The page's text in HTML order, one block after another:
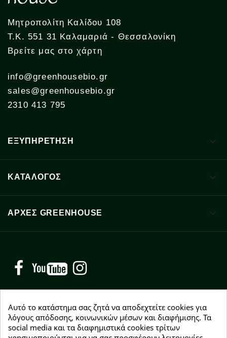
Μητροπολίτη Καλίδου 108
Τ.Κ. 551 31 Καλαμαριά - Θεσσαλονίκη
Βρείτε μας στο χάρτη
info@greenhousebio.gr
sales@greenhousebio.gr
2310 413 795
ΕΞΥΠΗΡΕΤΗΣΗ 
ΚΑΤΑΛΟΓΟΣ 
ΑΡΧΈΣ GREENHOUSE 
Facebook YouTube
NEWSLETTER
Αυτό το κατάστημα σας ζητά να αποδεχτείτε cookies για
λόγους απόδοσης, κοινωνικών μέσων και διαφήμισης. Τα
social media και τα διαφημιστικά cookies τρίτων